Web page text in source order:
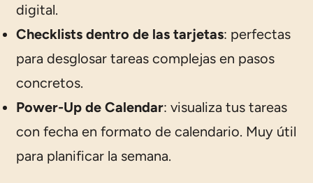
digital.
Checklists dentro de las tarjetas: perfectas
para desglosar tareas complejas en pasos
concretos.
Power-Up de Calendar: visualiza tus tareas
con fecha en formato de calendario. Muy útil
para planificar la semana.